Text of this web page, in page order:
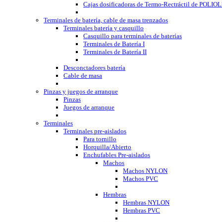
Cajas dosificadoras de Termo-Rectráctil de
Terminales de batería, cable de masa trenzados
Terminales batería y casquillo
Casquillo para terminales de baterías
Terminales de Batería I
Terminales de Batería II
Desconctadores batería
Cable de masa
Pinzas y juegos de arranque
Pinzas
Juegos de arranque
Terminales
Terminales pre-aislados
Para tornillo
Horquilla/Abierto
Enchufables Pre-aislados
Machos
Machos NYLON
Machos PVC
Hembras
Hembras NYLON
Hembras PVC